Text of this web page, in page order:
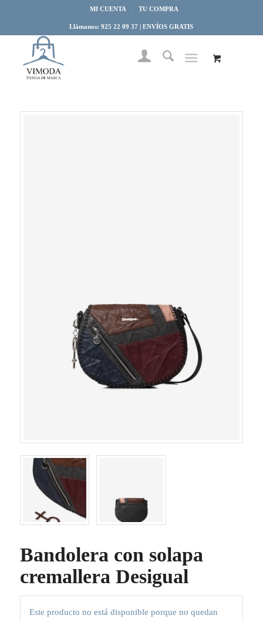
MI CUENTA TU COMPRA
Llámanos: 925 22 09 37 | ENVÍOS GRATIS
Bandolera con solapa
cremallera Desigual
Este producto no está disponible porque no quedan